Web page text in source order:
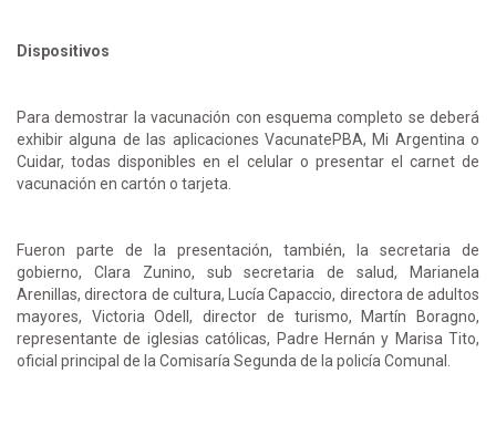
Dispositivos
Para demostrar la vacunación con esquema completo se deberá
exhibir alguna de las aplicaciones VacunatePBA, Mi Argentina o
Cuidar, todas disponibles en el celular o presentar el carnet de
vacunación en cartón o tarjeta.
Fueron parte de la presentación, también, la secretaria de
gobierno, Clara Zunino, sub secretaria de salud, Marianela
Arenillas, directora de cultura, Lucía Capaccio, directora de adultos
mayores, Victoria Odell, director de turismo, Martín Boragno,
representante de iglesias católicas, Padre Hernán y Marisa Tito,
oficial principal de la Comisaría Segunda de la policía Comunal.